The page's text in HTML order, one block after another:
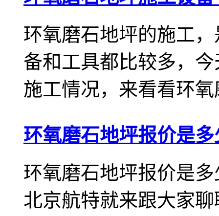
环氧磨石地坪的施工
备和工具都比较多，
施工情况，来看看环
环氧磨石地坪报价是多
环氧磨石地坪报价是
北京航特就来跟大家